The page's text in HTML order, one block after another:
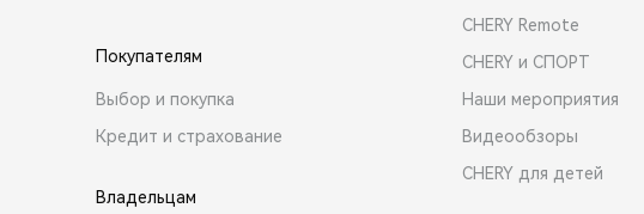
Покупателям
Выбор и покупка
Кредит и страхование
Владельцам
CHERY Remote
CHERY и СПОРТ
Наши мероприятия
Видеообзоры
CHERY для детей